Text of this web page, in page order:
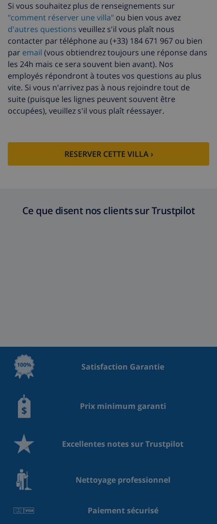
Si vous souhaitez plus de renseignements sur
"comment réserver une villa" ou bien vous avez
d'autres questions veuillez s'il vous plaît nous
contacter par téléphone au (+33) 184 671 967 ou bien
par email (vous obtiendrez toujours une réponse dans
les 24h mais ce sera souvent bien avant). Nos
employés répondront à toutes vos questions au plus
vite. Si vous n'arrivez pas à nous rejoindre tout de
suite (puisque les lignes peuvent souvent être
occupées), veuillez s'il vous plaît réessayer.
RESERVER CETTE VILLA ›
Ce que disent nos clients sur Trustpilot
Satisfaction Garantie
Prix minimum garanti
Excellentes notes sur Trustpilot
Nettoyage professionnel
Paiement sécurisé